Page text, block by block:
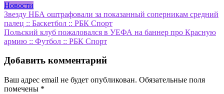
Новости
Навигация
по
записям
Звезду НБА оштрафовали за показанный соперникам средний
палец :: Баскетбол :: РБК Спорт
Польский клуб пожаловался в УЕФА на баннер про Красную
армию :: Футбол :: РБК Спорт
Добавить комментарий
Ваш адрес email не будет опубликован. Обязательные поля
помечены *